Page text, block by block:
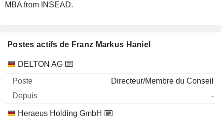
MBA from INSEAD.
Postes actifs de Franz Markus Haniel
Sociétés Poste Début
DELTON AG
Directeur/Membre du Conseil
-
Heraeus Holding GmbH